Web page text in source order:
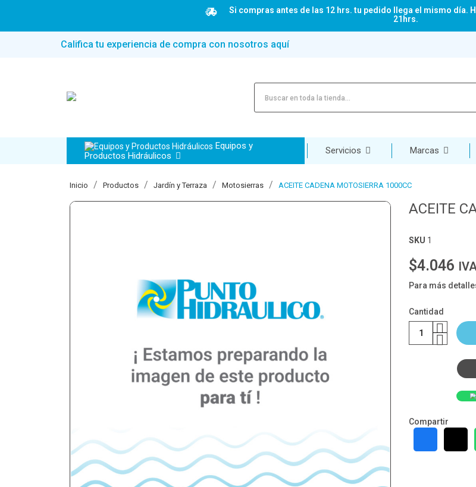
Si compras antes de las 12 hrs. tu pedido llega el mismo día.
21hrs.
Califica tu experiencia de compra con nosotros aquí
Equipos y
Productos Hidráulicos
Servicios Marcas
Inicio Productos Jardín y Terraza Motosierras ACEITE CADENA MOTOSIERRA 1000CC
ACEITE
SKU 1
$4.046
Para más
Cantidad
Compartir